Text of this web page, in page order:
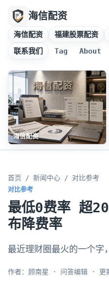
海信配资
海信配资 福建股票配资
联系我们
Tag About
海信配资
首页 / 新闻中心 / 对比参考
对比参考
最低0费率 超
布降费率
最近理财圈最火的一个字
作者：顾南星 · 问答编辑 · 更